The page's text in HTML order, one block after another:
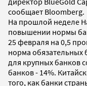
сообщает Bloomberg.
На прошлой неделе
повышении нормы
25 февраля на 0,5
норма обязательных
для крупных банков
банков - 14%.
того, как банки